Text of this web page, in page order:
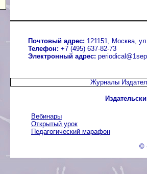
Почтовый адрес: 121151, Москва,
Телефон: +7 (495) 637-82-73
Электронный адрес:
Журналы
Вебинары
Открытый урок
Педагогический марафон
©